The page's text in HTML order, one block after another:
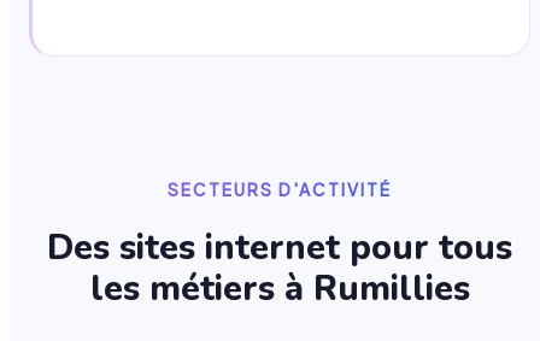
SECTEURS D'ACTIVITÉ
Des sites internet pour tous
les métiers à Rumillies